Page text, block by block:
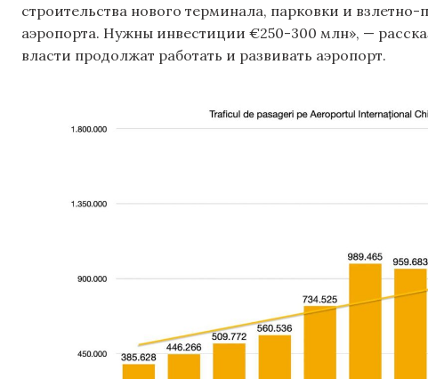
строительства нового терминала, парковки и
аэропорта. Нужны инвестиции €250-300 млн», —
власти продолжат работать и развивать аэропорт.